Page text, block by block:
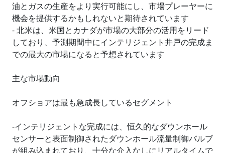
油とガスの生産をより実行可能にし、市場プレーヤーに
機会を提供するかもしれないと期待されています
- 北米は、米国とカナダが市場の大部分の活用をリード
しており、予測期間中にインテリジェント井戸の完成ま
での最大の市場になると予想されています
主な市場動向
オフショアは最も急成長しているセグメント
-インテリジェントな完成には、恒久的なダウンホール
センサーと表面制御されたダウンホール流量制御バルブ
が組み込まれており、十分な介入なしにリアルタイムで